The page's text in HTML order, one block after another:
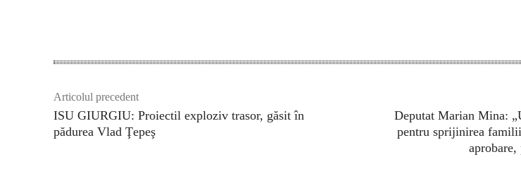
Articolul precedent
ISU GIURGIU: Proiectil exploziv trasor, găsit în
pădurea Vlad Ţepeş
Deputat Marian Mina:
pentru sprijinirea